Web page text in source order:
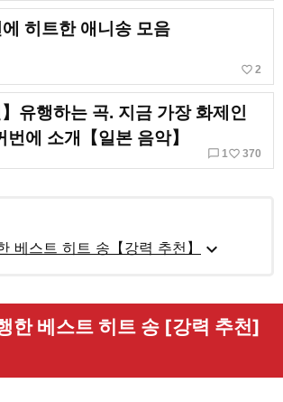
히트한 애니송 모음
favorite_border 2
】유행하는 곡. 지금 가장 화제인
번에 소개【일본 음악】
chat_bubble_outline 1 favorite_border 370
베스트 히트 송【강력 추천】
expand_more
한 베스트 히트 송 [강력 추천]